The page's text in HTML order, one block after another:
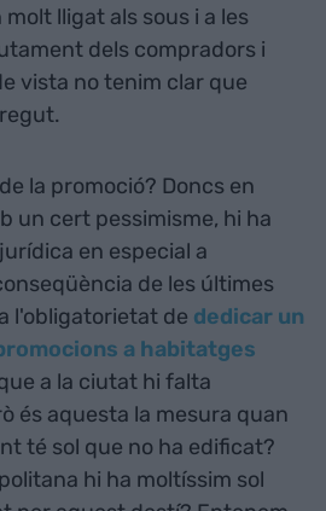
lligat als sous i a les
dels compradors i
vista no tenim clar que
la promoció? Doncs en
un cert pessimisme, hi ha
en especial a
de les últimes
l'obligatorietat de dedicar un
a habitatges
a la ciutat hi falta
és aquesta la mesura quan
té sol que no ha edificat?
hi ha moltíssim sol